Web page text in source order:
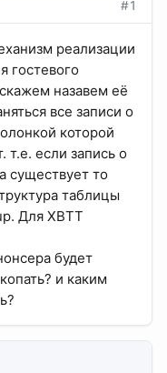
#1
реализации
гостевого
назавем её
все записи о
которой
т.е. если запись о
существует то
таблицы
Для XBTT
будет
и каким